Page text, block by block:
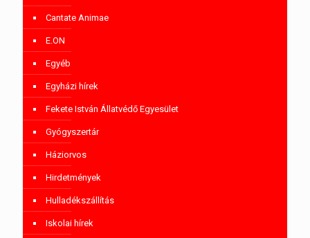
Cantate Animae
E.ON
Egyéb
Egyházi hírek
Fekete István Állatvédő Egyesület
Gyógyszertár
Háziorvos
Hirdetmények
Hulladékszállítás
Iskolai hírek